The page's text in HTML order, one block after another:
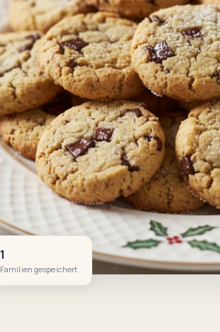
1
Familien gespeichert